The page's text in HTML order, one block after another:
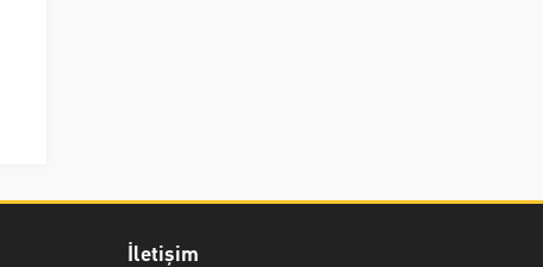
İletişim